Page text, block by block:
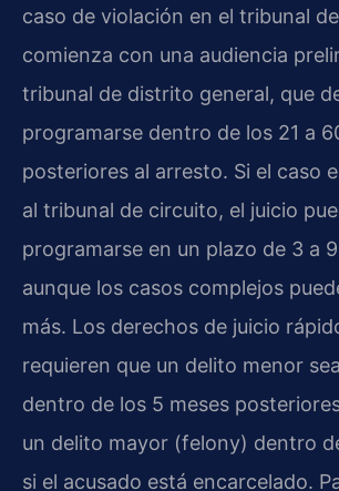
caso de violación en el tribunal
comienza con una audiencia
tribunal de distrito general, que
programarse dentro de los 21 a
posteriores al arresto. Si el caso
al tribunal de circuito, el juicio
programarse en un plazo de 3 a
aunque los casos complejos
más. Los derechos de juicio
requieren que un delito menor
dentro de los 5 meses
un delito mayor (felony) dentro
si el acusado está encarcelado.